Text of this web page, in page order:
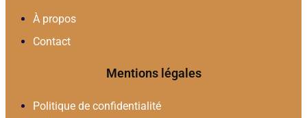
À propos
Contact
Mentions légales
Politique de confidentialité